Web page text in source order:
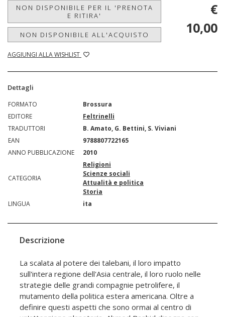
NON DISPONIBILE PER IL 'PRENOTA
E RITIRA'
NON DISPONIBILE ALL'ACQUISTO
AGGIUNGI ALLA WISHLIST
€
10,00
Dettagli
FORMATO
Brossura
EDITORE
Feltrinelli
TRADUTTORI
B. Amato, G. Bettini, S. Viviani
EAN
9788807722165
ANNO PUBBLICAZIONE
2010
CATEGORIA
Religioni
Scienze sociali
Attualità e politica
Storia
LINGUA
ita
Descrizione
La scalata al potere dei talebani, il loro impatto
sull'intera regione dell'Asia centrale, il loro ruolo nelle
strategie delle grandi compagnie petrolifere, il
mutamento della politica estera americana. Oltre a
definire questi aspetti che sono ormai al centro di